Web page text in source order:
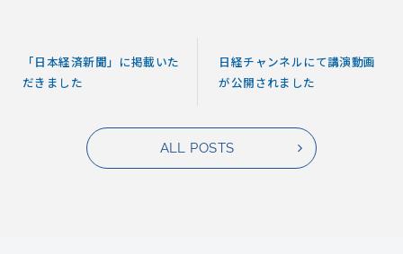
「日本経済新聞」に掲載いた
だきました
日経チャンネルにて講演動画
が公開されました
ALL POSTS